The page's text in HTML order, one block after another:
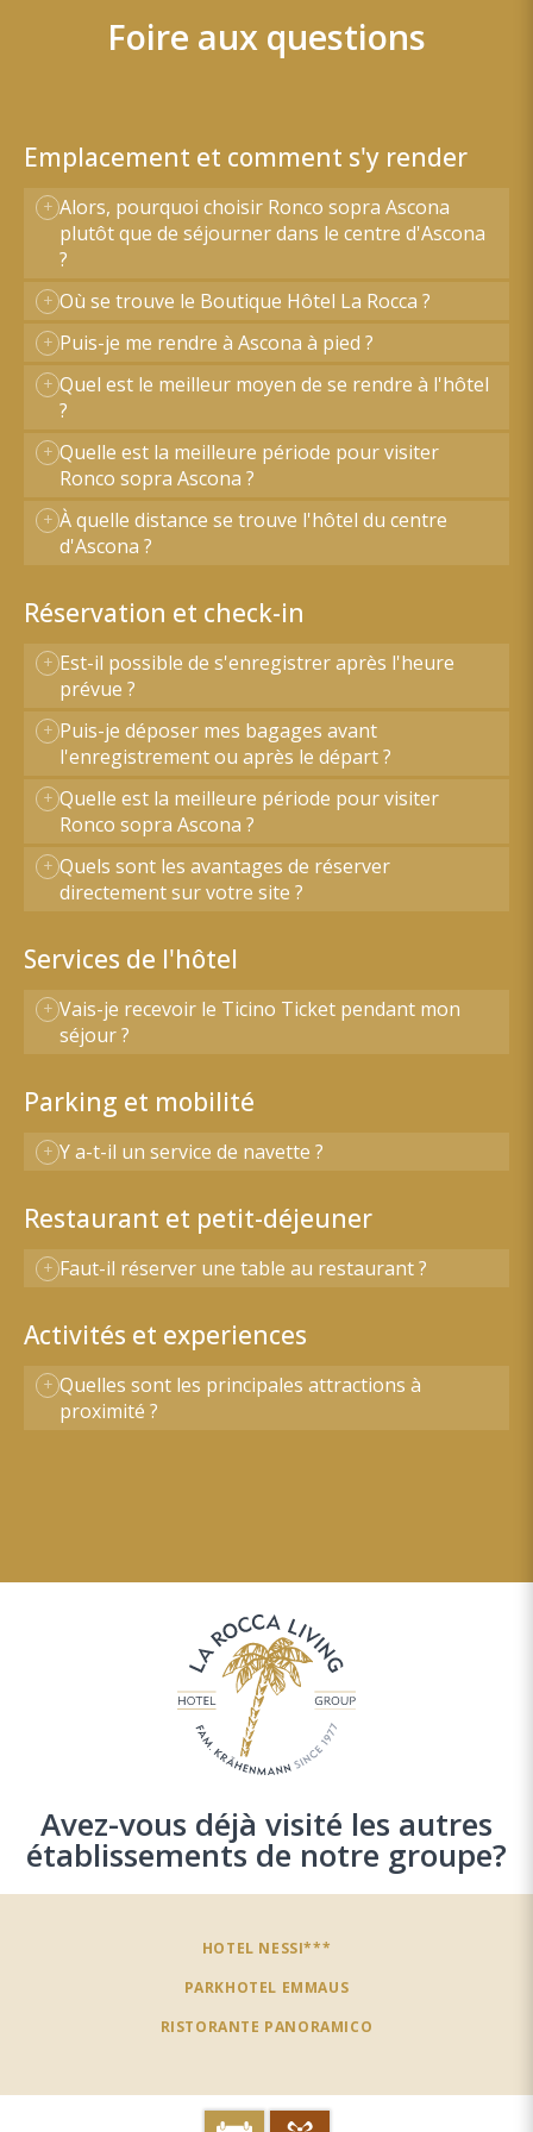
Foire aux questions
Emplacement et comment s'y render
Alors, pourquoi choisir Ronco sopra Ascona
plutôt que de séjourner dans le centre d'Ascona
?
Où se trouve le Boutique Hôtel La Rocca ?
Puis-je me rendre à Ascona à pied ?
Quel est le meilleur moyen de se rendre à l'hôtel
?
Quelle est la meilleure période pour visiter
Ronco sopra Ascona ?
À quelle distance se trouve l'hôtel du centre
d'Ascona ?
Réservation et check-in
Est-il possible de s'enregistrer après l'heure
prévue ?
Puis-je déposer mes bagages avant
l'enregistrement ou après le départ ?
Quelle est la meilleure période pour visiter
Ronco sopra Ascona ?
Quels sont les avantages de réserver
directement sur votre site ?
Services de l'hôtel
Vais-je recevoir le Ticino Ticket pendant mon
séjour ?
Parking et mobilité
Y a-t-il un service de navette ?
Restaurant et petit-déjeuner
Faut-il réserver une table au restaurant ?
Activités et experiences
Quelles sont les principales attractions à
proximité ?
Avez-vous déjà visité les autres
établissements de notre groupe?
HOTEL NESSI***
PARKHOTEL EMMAUS
RISTORANTE PANORAMICO